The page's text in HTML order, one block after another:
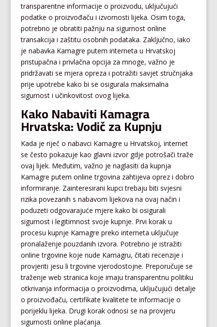
transparentne informacije o proizvodu, uključujući
podatke o proizvođaču i izvornosti lijeka. Osim toga,
potrebno je obratiti pažnju na sigurnost online
transakcija i zaštitu osobnih podataka. Zaključno, iako
je nabavka Kamagre putem interneta u Hrvatskoj
pristupačna i privlačna opcija za mnoge, važno je
pridržavati se mjera opreza i potražiti savjet stručnjaka
prije upotrebe kako bi se osigurala maksimalna
sigurnost i učinkovitost ovog lijeka.
Kako Nabaviti Kamagra
Hrvatska: Vodič za Kupnju
Kada je riječ o nabavci Kamagre u Hrvatskoj, internet
se često pokazuje kao glavni izvor gdje potrošači traže
ovaj lijek. Međutim, važno je naglasiti da kupnja
Kamagre putem online trgovina zahtijeva oprez i dobro
informiranje. Zainteresirani kupci trebaju biti svjesni
rizika povezanih s nabavom lijekova na ovaj način i
poduzeti odgovarajuće mjere kako bi osigurali
sigurnost i legitimnost svoje kupnje. Prvi korak u
procesu kupnje Kamagre preko interneta uključuje
pronalaženje pouzdanih izvora. Potrebno je istražiti
online trgovine koje nude Kamagru, čitati recenzije i
provjeriti jesu li trgovine vjerodostojne. Preporučuje se
traženje web stranica koje imaju transparentnu politiku
otkrivanja informacija o proizvodima, uključujući detalje
o proizvođaču, certifikate kvalitete te informacije o
porijeklu lijeka. Drugi korak odnosi se na provjeru
sigurnosti online plaćanja.